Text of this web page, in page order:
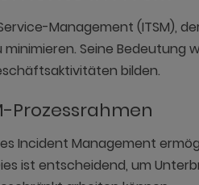
Management (ITSM),
Seine
bilden.
Prozessrahmen
Incident Management
ist entscheidend, um